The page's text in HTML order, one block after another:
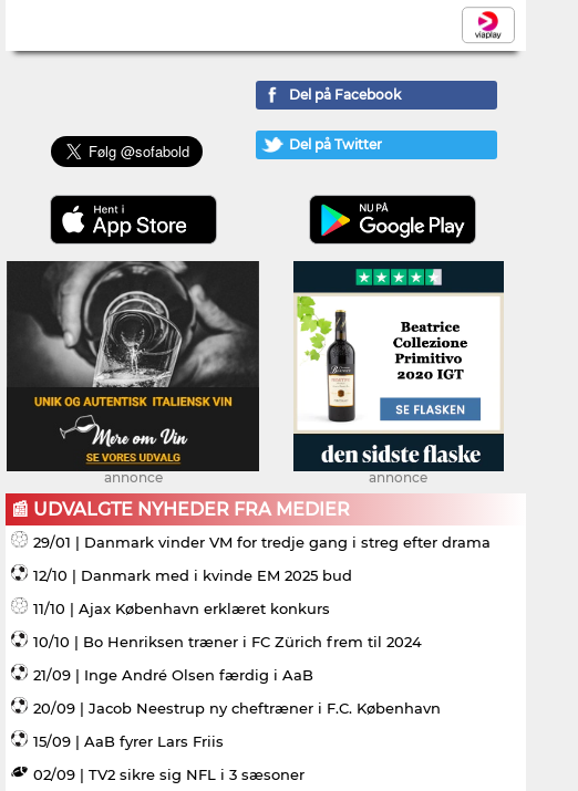
Del på Facebook
Del på Twitter
annonce annonce
📰 UDVALGTE NYHEDER FRA MEDIER
29/01 | Danmark vinder VM for tredje gang i streg efter drama
12/10 | Danmark med i kvinde EM 2025 bud
11/10 | Ajax København erklæret konkurs
10/10 | Bo Henriksen træner i FC Zürich frem til 2024
21/09 | Inge André Olsen færdig i AaB
20/09 | Jacob Neestrup ny cheftræner i F.C. København
15/09 | AaB fyrer Lars Friis
02/09 | TV2 sikre sig NFL i 3 sæsoner